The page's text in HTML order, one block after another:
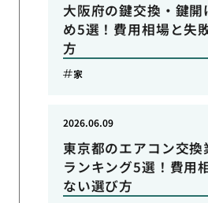
大阪府の鍵交換・鍵開
め5選！費用相場と失
方
家
東京都のエアコン交換
ランキング5選！費用
ない選び方
2026.06.09